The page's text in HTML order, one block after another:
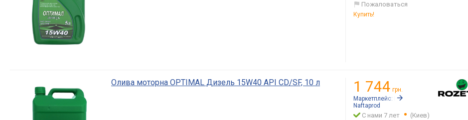
Пожаловаться
Купить!
Олива моторна OPTIMAL Дизель 15W40 API CD/SF, 10 л 1 744 грн.
Маркетплейс:
Rozetka.ua
Naftaprod
С нами 7 лет
(Киев)